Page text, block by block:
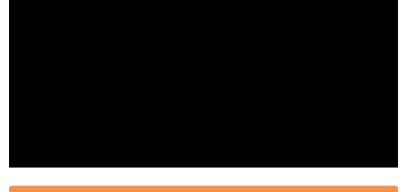
就活時事ニュースを更新 不明点があればこちら